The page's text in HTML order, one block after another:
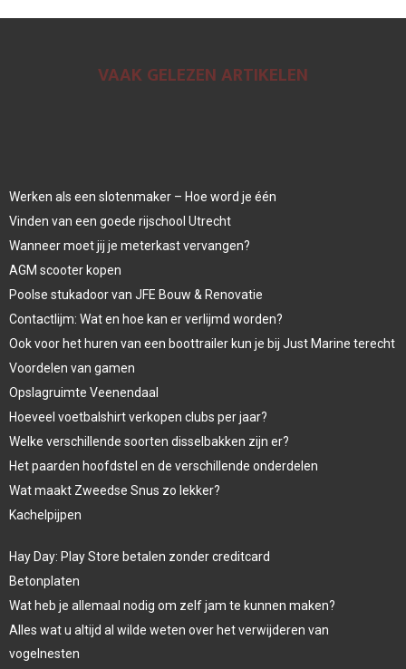
VAAK GELEZEN ARTIKELEN
Werken als een slotenmaker – Hoe word je één
Vinden van een goede rijschool Utrecht
Wanneer moet jij je meterkast vervangen?
AGM scooter kopen
Poolse stukadoor van JFE Bouw & Renovatie
Contactlijm: Wat en hoe kan er verlijmd worden?
Ook voor het huren van een boottrailer kun je bij Just Marine terecht
Voordelen van gamen
Opslagruimte Veenendaal
Hoeveel voetbalshirt verkopen clubs per jaar?
Welke verschillende soorten disselbakken zijn er?
Het paarden hoofdstel en de verschillende onderdelen
Wat maakt Zweedse Snus zo lekker?
Kachelpijpen
Hay Day: Play Store betalen zonder creditcard
Betonplaten
Wat heb je allemaal nodig om zelf jam te kunnen maken?
Alles wat u altijd al wilde weten over het verwijderen van
vogelnesten